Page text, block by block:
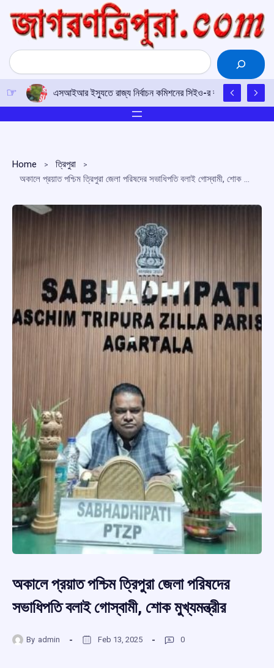
content
Search
এসআইআর ইস্যুতে রাজ্য নির্বাচন কমিশনের সিইও-র কাছে
Home
ত্রিপুরা
অকালে প্রয়াত পশ্চিম ত্রিপুরা জেলা পরিষদের সভাধিপতি বলাই গোস্বামী, শোক মুখ্যমন্ত্রীর
অকালে প্রয়াত পশ্চিম ত্রিপুরা জেলা পরিষদের
সভাধিপতি বলাই গোস্বামী, শোক মুখ্যমন্ত্রীর
By admin Feb 13, 2025 0